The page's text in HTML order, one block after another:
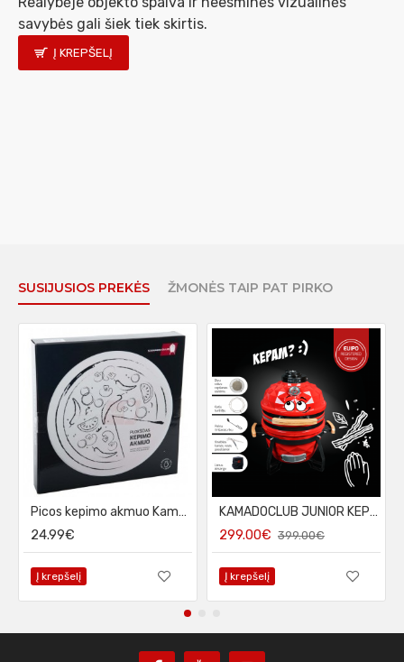
savybės gali šiek tiek skirtis.
Į KREPŠELĮ
SUSIJUSIOS PREKĖS ŽMONĖS TAIP PAT PIRKO
Picos kepimo akmuo KamadoClub Junior, 26 cm
24.99€
Į krepšelį
KAMADOCLUB JUNIOR KEPSNINĖ, RAUDONA
299.00€ 399.00€
Į krepšelį